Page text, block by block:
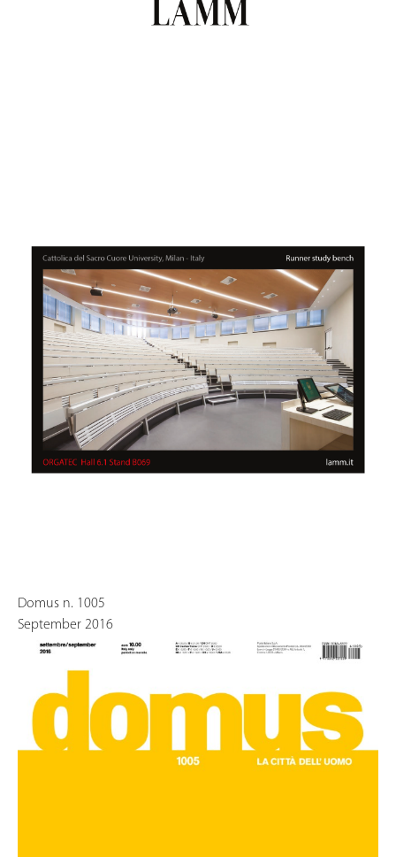
Domus n. 1005
September 2016